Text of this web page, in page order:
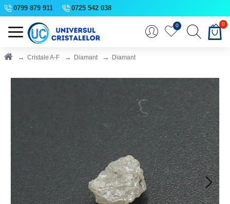
0799 879 911 0725 542 038
0 0
Cristale A-F Diamant Diamant